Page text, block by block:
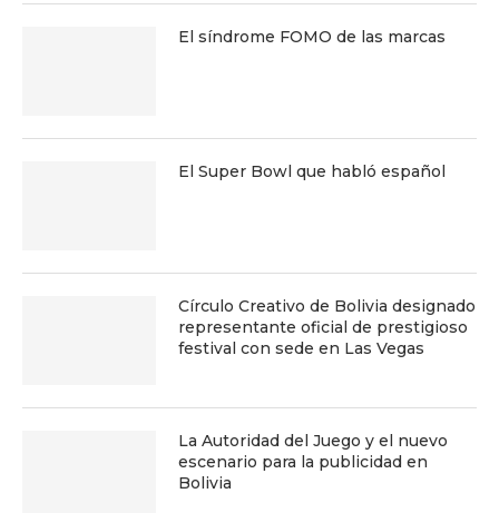
El síndrome FOMO de las marcas
El Super Bowl que habló español
Círculo Creativo de Bolivia designado
representante oficial de prestigioso
festival con sede en Las Vegas
La Autoridad del Juego y el nuevo
escenario para la publicidad en
Bolivia